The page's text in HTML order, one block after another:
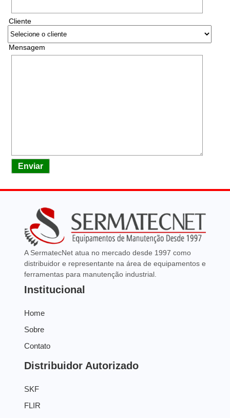
Cliente
Mensagem
Enviar
A SermatecNet atua no mercado desde 1997 como
distribuidor e representante na área de equipamentos e
ferramentas para manutenção industrial.
Institucional
Home
Sobre
Contato
Distribuidor Autorizado
SKF
FLIR